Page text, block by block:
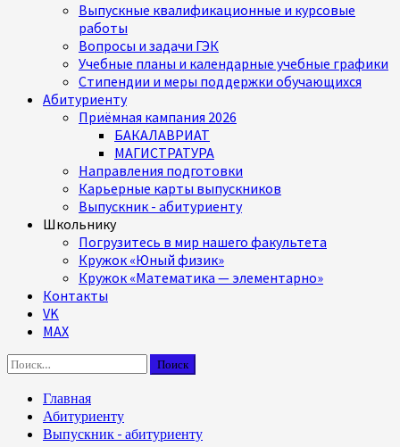
Выпускные квалификационные и курсовые
работы
Вопросы и задачи ГЭК
Учебные планы и календарные учебные графики
Стипендии и меры поддержки обучающихся
Абитуриенту
Приёмная кампания 2026
БАКАЛАВРИАТ
МАГИСТРАТУРА
Направления подготовки
Карьерные карты выпускников
Выпускник - абитуриенту
Школьнику
Погрузитесь в мир нашего факультета
Кружок «Юный физик»
Кружок «Математика — элементарно»
Контакты
VK
MAX
Найти:
Главная
Абитуриенту
Выпускник - абитуриенту